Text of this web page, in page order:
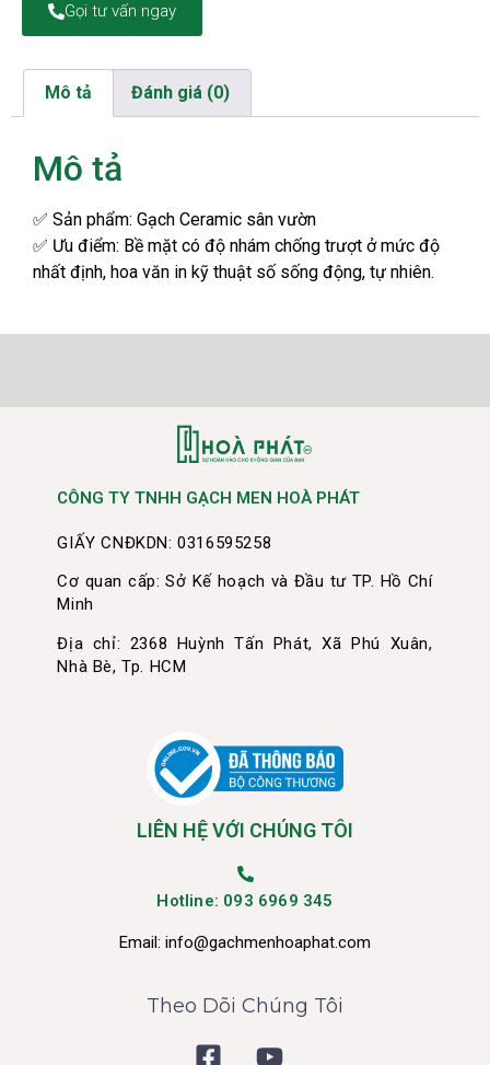
Gọi tư vấn ngay
Mô tả Đánh giá (0)
Mô tả
✅ Sản phẩm: Gạch Ceramic sân vườn
✅ Ưu điểm: Bề mặt có độ nhám chống trượt ở mức độ
nhất định, hoa văn in kỹ thuật số sống động, tự nhiên.
CÔNG TY TNHH GẠCH MEN HOÀ PHÁT
GIẤY CNĐKDN: 0316595258
Cơ quan cấp: Sở Kế hoạch và Đầu tư TP. Hồ Chí
Minh
Địa chỉ: 2368 Huỳnh Tấn Phát, Xã Phú Xuân,
Nhà Bè, Tp. HCM
LIÊN HỆ VỚI CHÚNG TÔI
Hotline: 093 6969 345
Email: info@gachmenhoaphat.com
Theo Dõi Chúng Tôi